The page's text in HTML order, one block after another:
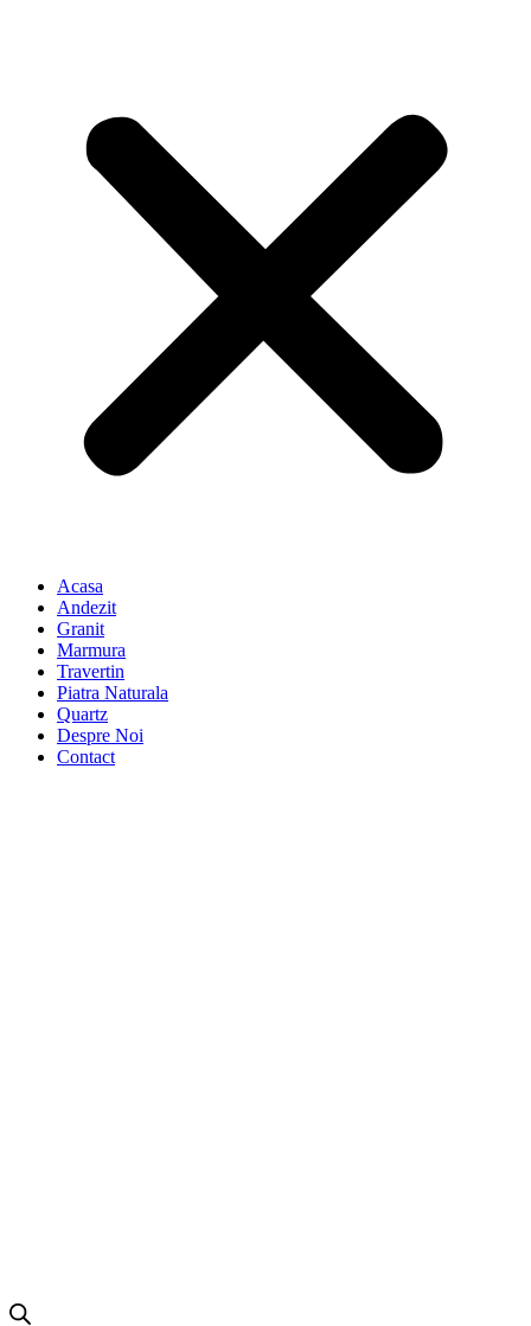
Acasa
Andezit
Granit
Marmura
Travertin
Piatra Naturala
Quartz
Despre Noi
Contact